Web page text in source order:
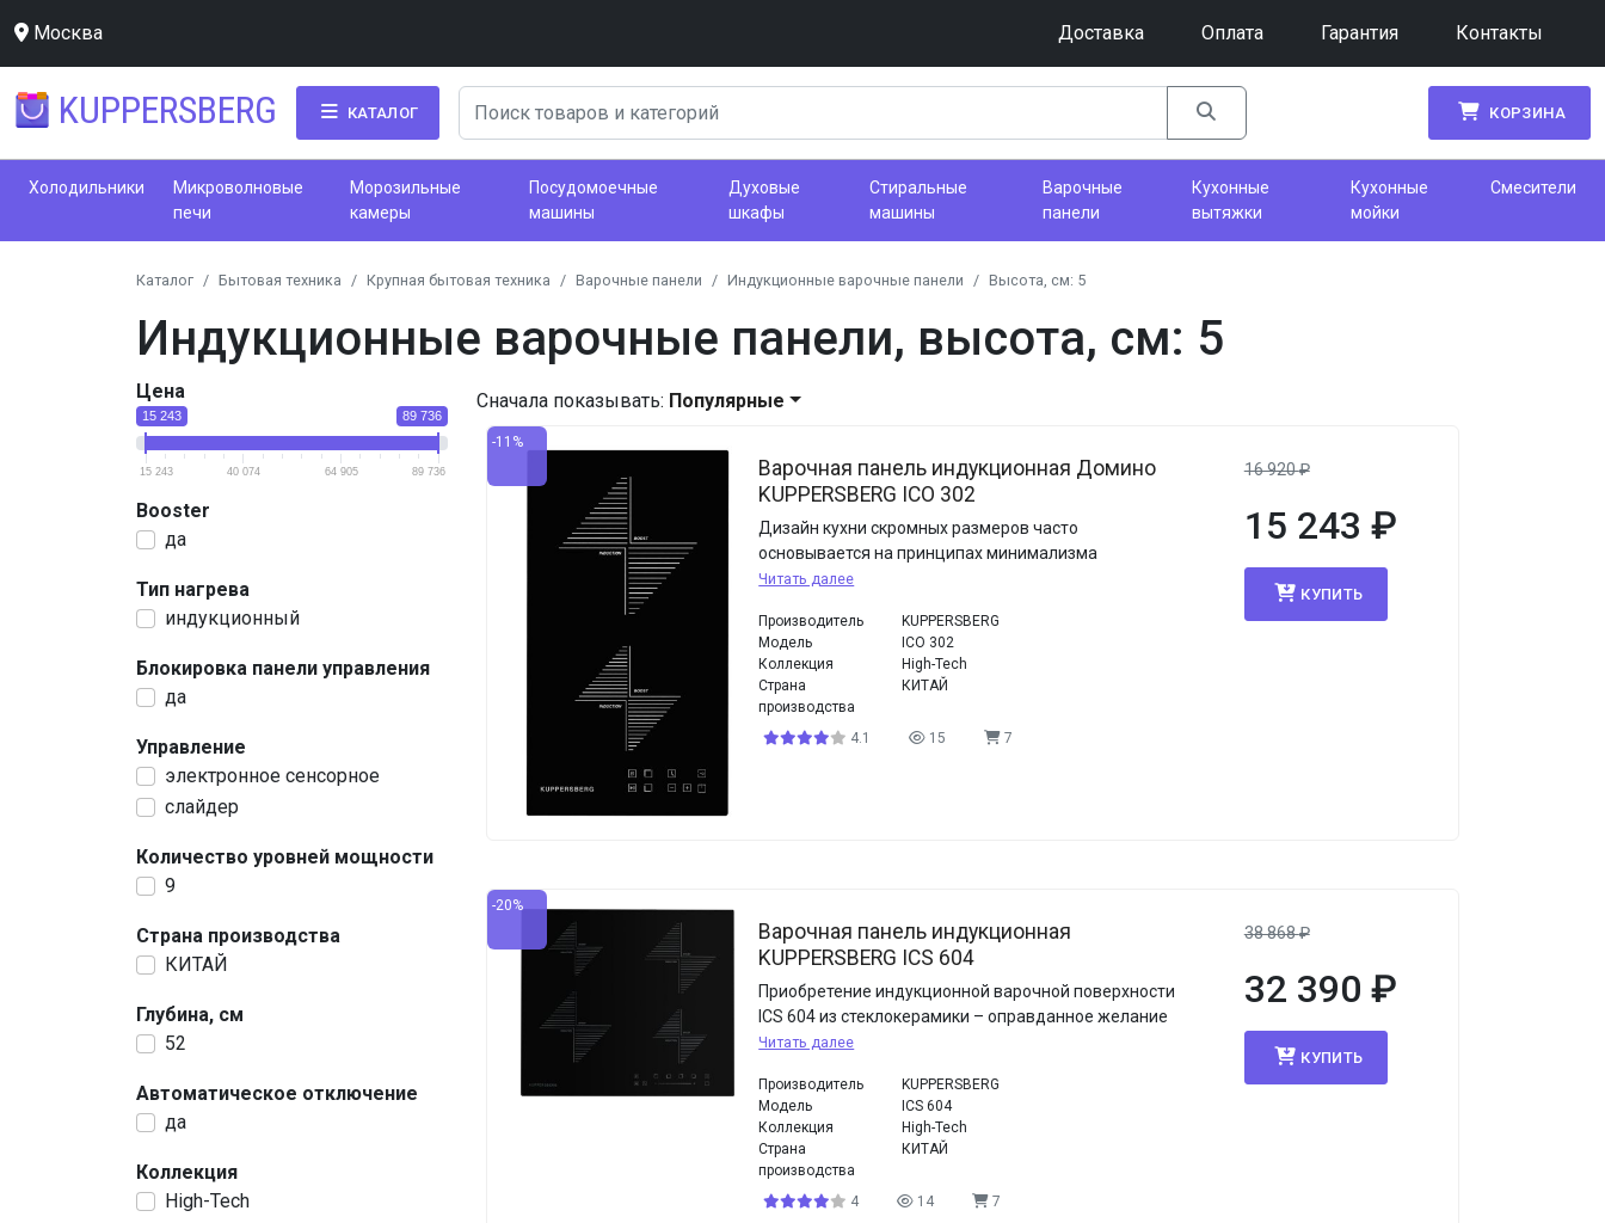
Москва Доставка Оплата Гарантия Контакты
KUPPERSBERG КАТАЛОГ КОРЗИНА
Холодильники
Микроволновые
печи
Морозильные
камеры
Посудомоечные
машины
Духовые
шкафы
Стиральные
машины
Варочные
панели
Кухонные
вытяжки
Кухонные
мойки
Смесители
Каталог Бытовая техника Крупная бытовая техника Варочные панели Индукционные варочные панели Высота, см: 5
Индукционные варочные панели, высота, см: 5
Цена
15 243 89 736
15 243 40 074 64 905 89 736
Booster
да
Тип нагрева
индукционный
Блокировка панели управления
да
Управление
электронное сенсорное
слайдер
Количество уровней мощности
9
Страна производства
КИТАЙ
Глубина, см
52
Автоматическое отключение
да
Коллекция
High-Tech
Сначала показывать: Популярные
-11%
Варочная панель индукционная Домино
KUPPERSBERG ICO 302
Дизайн кухни скромных размеров часто
основывается на принципах минимализма
Читать далее
Производитель
KUPPERSBERG
Модель
ICO 302
Коллекция
High-Tech
Страна
производства
КИТАЙ
4.1 15 7
16 920₽
15 243 ₽
КУПИТЬ
-20%
Варочная панель индукционная
KUPPERSBERG ICS 604
Приобретение индукционной варочной поверхности
ICS 604 из стеклокерамики – оправданное желание
Читать далее
Производитель
KUPPERSBERG
Модель
ICS 604
Коллекция
High-Tech
Страна
производства
КИТАЙ
4 14 7
38 868₽
32 390 ₽
КУПИТЬ